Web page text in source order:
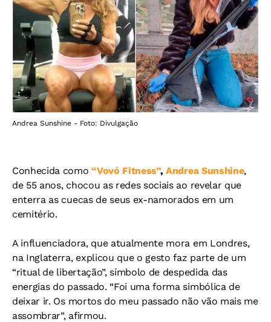
Andrea Sunshine - Foto: Divulgação
Conhecida como“Vovó Fitness”,Andrea Sunshine,
de 55 anos, chocou as redes sociais ao revelar que
enterra as cuecas de seus ex-namorados em um
cemitério.
A influenciadora, que atualmente mora em Londres,
na Inglaterra, explicou que o gesto faz parte de um
“ritual de libertação”, símbolo de despedida das
energias do passado.“Foi uma forma simbólica de
deixar ir. Os mortos do meu passado não vão mais me
assombrar”, afirmou.